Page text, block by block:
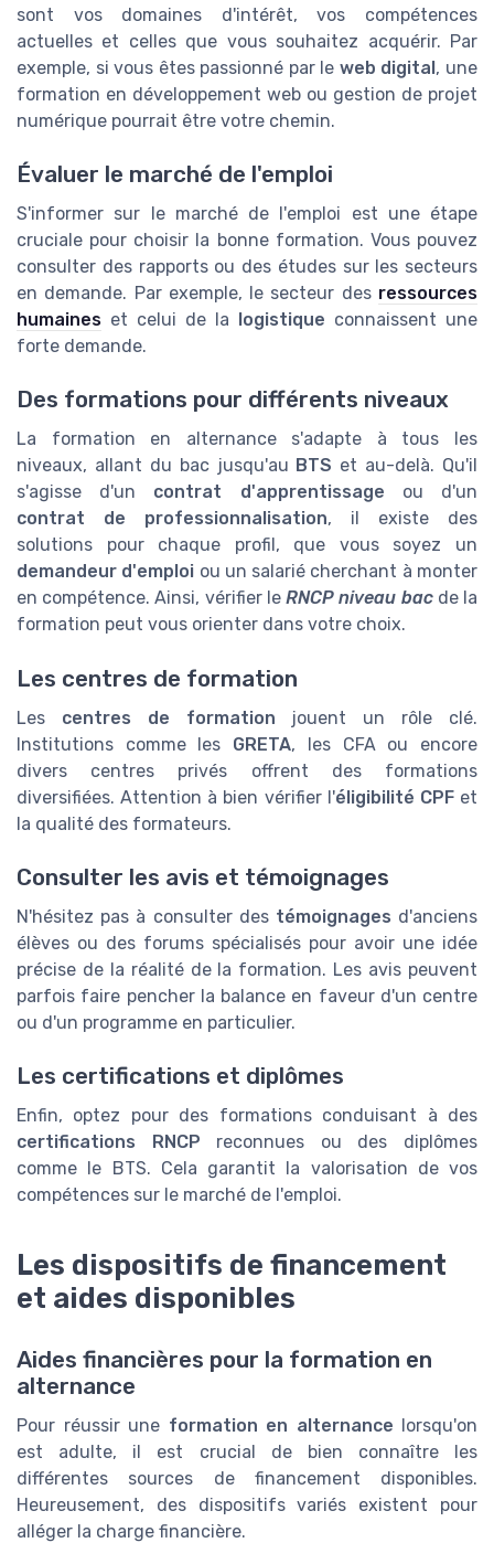
sont vos domaines d'intérêt, vos compétences
actuelles et celles que vous souhaitez acquérir. Par
exemple, si vous êtes passionné par le web digital, une
formation en développement web ou gestion de projet
numérique pourrait être votre chemin.
Évaluer le marché de l'emploi
S'informer sur le marché de l'emploi est une étape
cruciale pour choisir la bonne formation. Vous pouvez
consulter des rapports ou des études sur les secteurs
en demande. Par exemple, le secteur des ressources
humaines et celui de la logistique connaissent une
forte demande.
Des formations pour différents niveaux
La formation en alternance s'adapte à tous les
niveaux, allant du bac jusqu'au BTS et au-delà. Qu'il
s'agisse d'un contrat d'apprentissage ou d'un
contrat de professionnalisation, il existe des
solutions pour chaque profil, que vous soyez un
demandeur d'emploi ou un salarié cherchant à monter
en compétence. Ainsi, vérifier leRNCP niveau bacde la
formation peut vous orienter dans votre choix.
Les centres de formation
Les centres de formation jouent un rôle clé.
Institutions comme les GRETA, les CFA ou encore
divers centres privés offrent des formations
diversifiées. Attention à bien vérifier l'éligibilité CPFet
la qualité des formateurs.
Consulter les avis et témoignages
N'hésitez pas à consulter des témoignages d'anciens
élèves ou des forums spécialisés pour avoir une idée
précise de la réalité de la formation. Les avis peuvent
parfois faire pencher la balance en faveur d'un centre
ou d'un programme en particulier.
Les certifications et diplômes
Enfin, optez pour des formations conduisant à des
certifications RNCP reconnues ou des diplômes
comme le BTS. Cela garantit la valorisation de vos
compétences sur le marché de l'emploi.
Les dispositifs de financement
et aides disponibles
Aides financières pour la formation en
alternance
Pour réussir une formation en alternance lorsqu'on
est adulte, il est crucial de bien connaître les
différentes sources de financement disponibles.
Heureusement, des dispositifs variés existent pour
alléger la charge financière.